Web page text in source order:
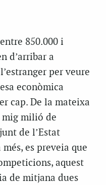
850.000 i
d’arribar a
per veure
econòmica
cap. De la mateixa
mig milió de
de l’Estat
es preveia que
aquest
de mitjana dues